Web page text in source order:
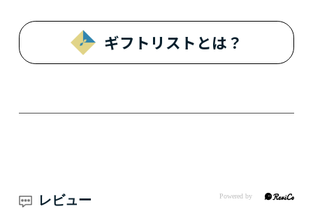
ギフトリストとは？
レビュー